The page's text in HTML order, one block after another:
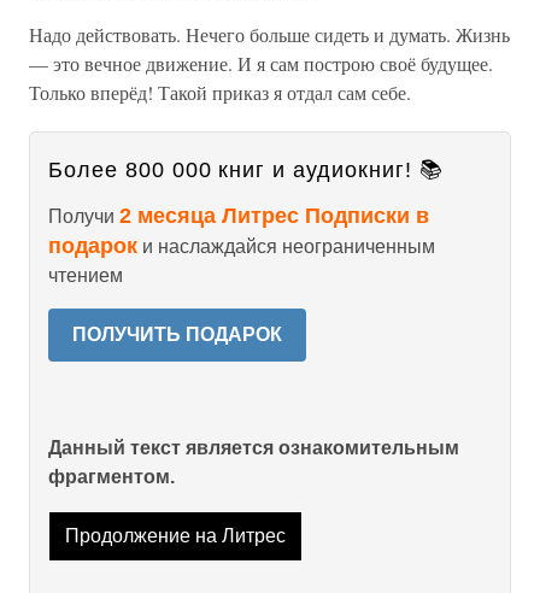
Надо действовать. Нечего больше сидеть и думать. Жизнь
— это вечное движение. И я сам построю своё будущее.
Только вперёд! Такой приказ я отдал сам себе.
Более 800 000 книг и аудиокниг! 📚
Получи 2 месяца Литрес Подписки в
подарок и наслаждайся неограниченным
чтением
ПОЛУЧИТЬ ПОДАРОК
Данный текст является ознакомительным
фрагментом.
Продолжение на Литрес